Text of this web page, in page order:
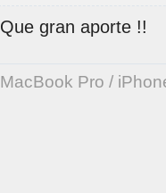
Que gran aporte !!
MacBook Pro /